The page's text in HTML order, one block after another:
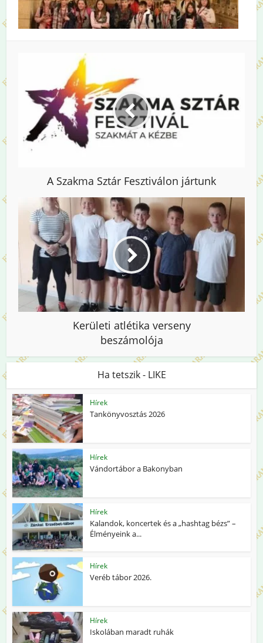
A Szakma Sztár Fesztiválon jártunk
Kerületi atlétika verseny
beszámolója
Ha tetszik - LIKE
Hírek
Tankönyvosztás 2026
Hírek
Vándortábor a Bakonyban
Hírek
Kalandok, koncertek és a „hashtag bézs” –
Élményeink a...
Hírek
Veréb tábor 2026.
Hírek
Iskolában maradt ruhák